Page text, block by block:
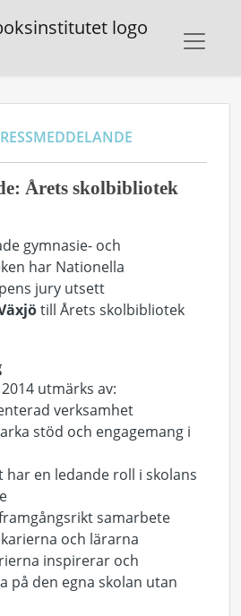
Årets skolbibliotek
gymnasie- och
har Nationella
jury utsett
till Årets skolbibliotek
utmärks av:
verksamhet
stöd och engagemang i
har en ledande roll i skolans
samarbete
och lärarna
inspirerar och
på den egna skolan utan